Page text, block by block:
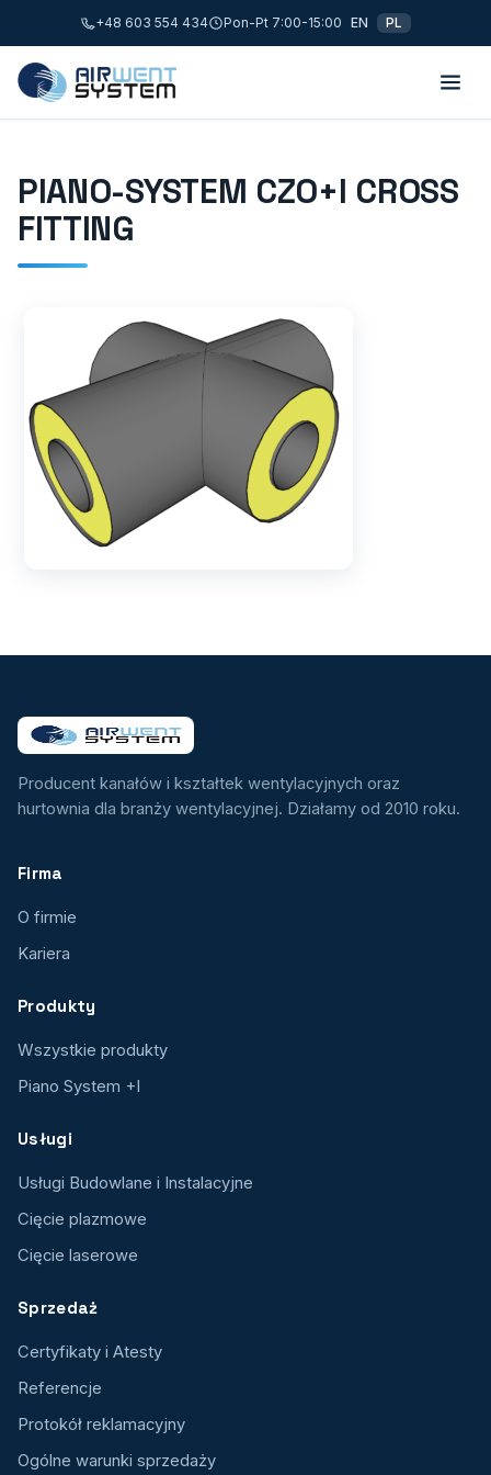
+48 603 554 434 Pon-Pt 7:00-15:00 EN PL
PIANO-SYSTEM CZO+I CROSS
FITTING
Producent kanałów i kształtek wentylacyjnych oraz
hurtownia dla branży wentylacyjnej. Działamy od 2010 roku.
Firma
O firmie
Kariera
Produkty
Wszystkie produkty
Piano System +I
Usługi
Usługi Budowlane i Instalacyjne
Cięcie plazmowe
Cięcie laserowe
Sprzedaż
Certyfikaty i Atesty
Referencje
Protokół reklamacyjny
Ogólne warunki sprzedaży